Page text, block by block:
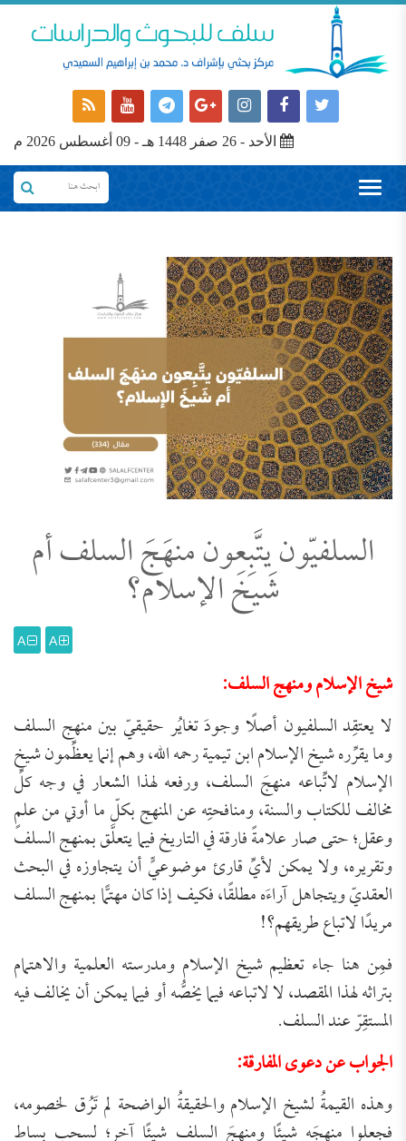
الأحد - 26 صفر 1448 هـ - 09 أغسطس 2026 م
السلفيّون يتَّبِعون منهَجَ السلف أم
شَيخَ الإسلام؟
A
A
شيخ الإسلام ومنهج السلف:
لا يعتقِد السلفيون أصلًا وجودَ تغايُر حقيقيّ بين منهج السلف
وما يقرِّره شيخ الإسلام ابن تيمية رحمه الله، وهم إنما يعظِّمون شيخ
الإسلام لاتِّباعه منهجَ السلف، ورفعه لهذا الشعار في وجه كلِّ
مخالف للكتاب والسنة، ومنافحتِه عن المنهج بكلّ ما أوتي من علمٍ
وعقل؛ حتى صار علامةً فارقة في التاريخ فيما يتعلَّق بمنهج السلف
وتقريره، ولا يمكن لأيِّ قارئ موضوعيٍّ أن يتجاوزه في البحث
العقديّ ويتجاهل آراءَه مطلقًا، فكيف إذا كان مهتمًّا بمنهج السلف
مريدًا لاتباع طريقهم؟!
فمِن هنا جاء تعظيم شيخ الإسلام ومدرسته العلمية والاهتمام
بتراثه لهذا المقصد، لا لاتباعه فيما يخصُّه أو فيما يمكن أن يخالف فيه
المستقِرّ عند السلف.
الجواب عن دعوى المفارقة:
وهذه القيمةُ لشيخ الإسلام والحقيقةُ الواضحة لم تَرُق لخصومه،